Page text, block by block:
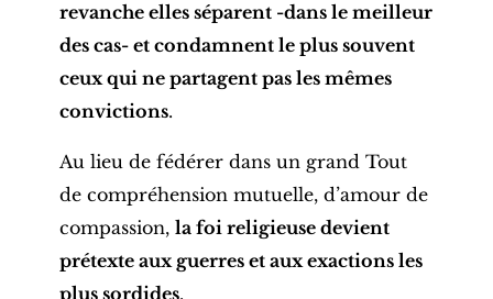
revanche elles séparent -dans le meilleur
des cas- et condamnent le plus souvent
ceux qui ne partagent pas les mêmes
convictions.
Au lieu de fédérer dans un grand Tout
de compréhension mutuelle, d’amour de
compassion, la foi religieuse devient
prétexte aux guerres et aux exactions les
plus sordides.